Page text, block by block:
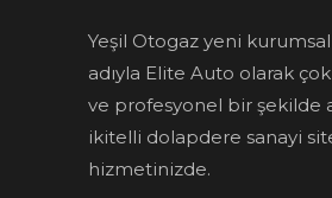
Yeşil Otogaz yeni
adıyla Elite Auto olarak
ve profesyonel bir şekilde
ikitelli dolapdere sanayi
hizmetinizde.